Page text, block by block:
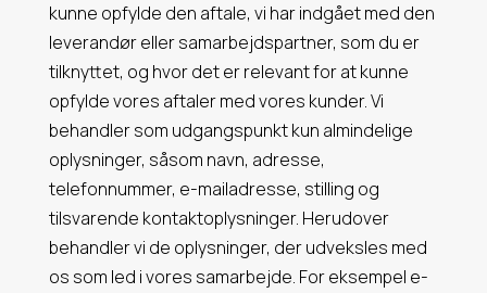
kunne opfylde den aftale, vi har indgået med den
leverandør eller samarbejdspartner, som du er
tilknyttet, og hvor det er relevant for at kunne
opfylde vores aftaler med vores kunder. Vi
behandler som udgangspunkt kun almindelige
oplysninger, såsom navn, adresse,
telefonnummer, e-mailadresse, stilling og
tilsvarende kontaktoplysninger. Herudover
behandler vi de oplysninger, der udveksles med
os som led i vores samarbejde. For eksempel e-